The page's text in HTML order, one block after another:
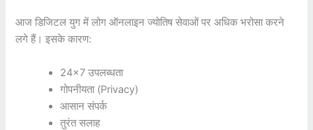
आज डिजिटल युग में लोग ऑनलाइन ज्योतिष सेवाओं पर अधिक भरोसा करने
लगे हैं। इसके कारण:
24×7 उपलब्धता
गोपनीयता (Privacy)
आसान संपर्क
तुरंत सलाह